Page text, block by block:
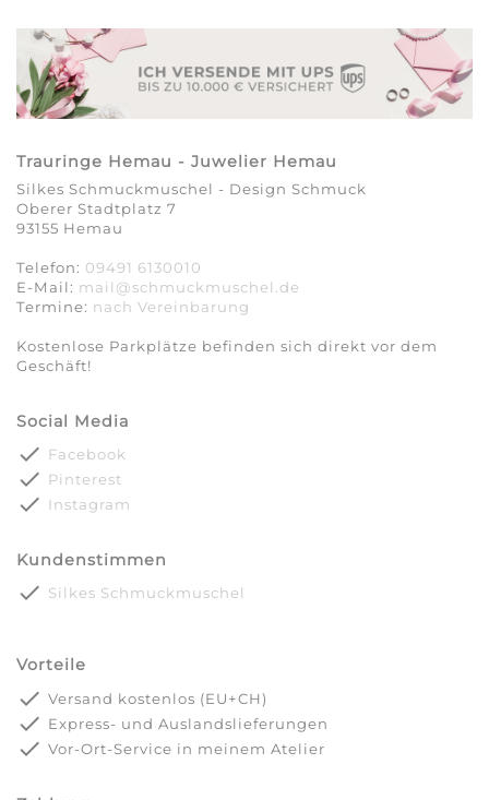
Trauringe Hemau - Juwelier Hemau
Silkes Schmuckmuschel - Design Schmuck
Oberer Stadtplatz 7
93155 Hemau
Telefon: 09491 6130010
E-Mail: mail@schmuckmuschel.de
Termine: nach Vereinbarung​​​​​​​
Kostenlose Parkplätze befinden sich direkt vor dem
Geschäft!
Social Media
done Facebook
done Pinterest
done Instagram
Kundenstimmen
done Silkes Schmuckmuschel
Vorteile
done Versand kostenlos (EU+CH)
done Express- und Auslandslieferungen
done Vor-Ort-Service in meinem Atelier